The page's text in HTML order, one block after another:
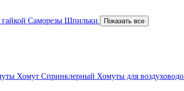
Саморезы Шпильки Показать все
Хомут Спринклерный Хомуты для